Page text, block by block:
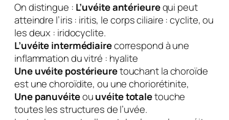
On distingue : L’uvéite antérieurequi peut
atteindre l’iris : iritis, le corps ciliaire : cyclite, ou
les deux : iridocyclite.
L’uvéite intermédiairecorrespond à une
inflammation du vitré : hyalite
Une uvéite postérieuretouchant la choroïde
est une choroïdite, ou une choriorétinite,
Une panuvéiteouuvéite totaletouche
toutes les structures de l’uvée.